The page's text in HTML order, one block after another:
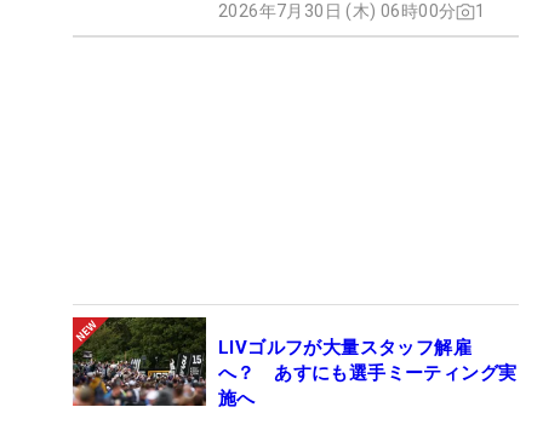
2026年7月30日 (木) 06時00分 1
LIVゴルフが大量スタッフ解雇
へ？ あすにも選手ミーティング実
施へ